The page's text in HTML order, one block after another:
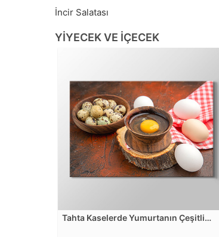
İncir Salatası
YIYECEK VE İÇECEK
Tahta Kaselerde Yumurtanın Çeşitli